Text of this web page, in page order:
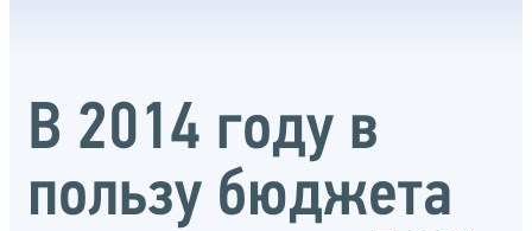
В 2014 году в
пользу бюджета